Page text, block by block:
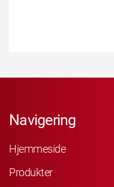
Navigering
Hjemmeside
Produkter